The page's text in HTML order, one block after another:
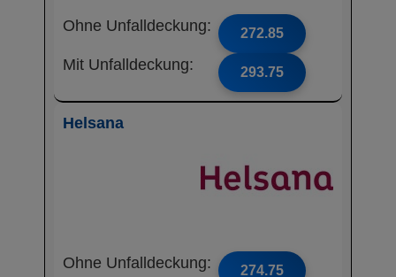
Ohne Unfalldeckung: 272.85
Mit Unfalldeckung: 293.75
Helsana
Ohne Unfalldeckung: 274.75